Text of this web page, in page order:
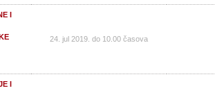
I
24. jul 2019. do 10.00 časova
I